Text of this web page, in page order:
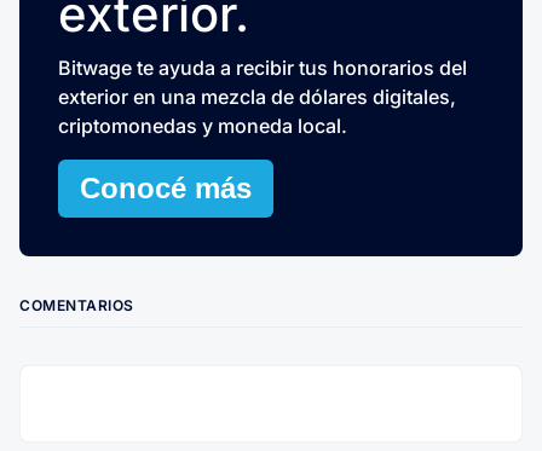
exterior.
Bitwage te ayuda a recibir tus honorarios del
exterior en una mezcla de dólares digitales,
criptomonedas y moneda local.
Conocé más
COMENTARIOS